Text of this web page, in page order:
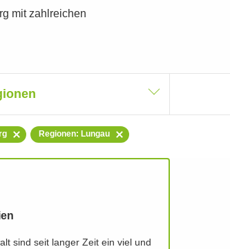
mit zahlreichen
Regionen: Lungau
sind seit langer Zeit ein viel und